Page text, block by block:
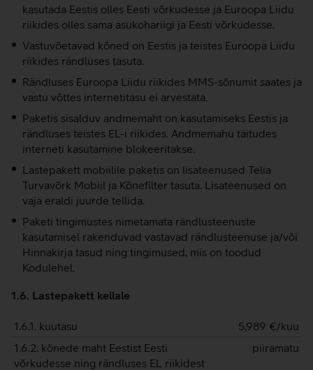
kasutada Eestis olles Eesti võrkudesse ja Euroopa Liidu
riikides olles sama asukohariigi ja Eesti võrkudesse.
Vastuvõetavad kõned on Eestis ja teistes Euroopa Liidu
riikides rändluses tasuta.
Rändluses Euroopa Liidu riikides MMS-sõnumit saates ja
vastu võttes internetitasu ei arvestata.
Paketis sisalduv andmemaht on kasutamiseks Eestis ja
rändluses teistes EL-i riikides. Andmemahu täitudes
interneti kasutamine blokeeritakse.
Lastepakett mobiilile paketis on lisateenused Telia
Turvavõrk Mobiil ja Kõnefilter tasuta. Lisateenused on
vaja eraldi juurde tellida.
Paketi tingimustes nimetamata rändlusteenuste
kasutamisel rakenduvad vastavad rändlusteenuse ja/või
Hinnakirja tasud ning tingimused, mis on toodud
Kodulehel.
1.6. Lastepakett kellale
1.6.1. kuutasu 5,989 €/kuu
1.6.2. kõnede maht Eestist Eesti
võrkudesse ning rändluses EL riikidest
piiramatu